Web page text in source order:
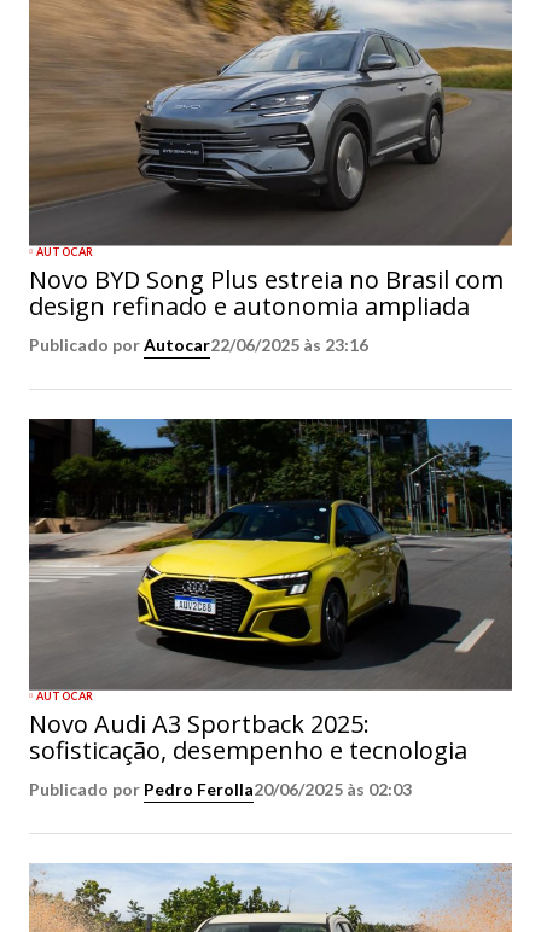
AUTOCAR
Novo BYD Song Plus estreia no Brasil com
design refinado e autonomia ampliada
Publicado porAutocar22/06/2025 às 23:16
AUTOCAR
Novo Audi A3 Sportback 2025:
sofisticação, desempenho e tecnologia
Publicado por Pedro Ferolla20/06/2025 às 02:03